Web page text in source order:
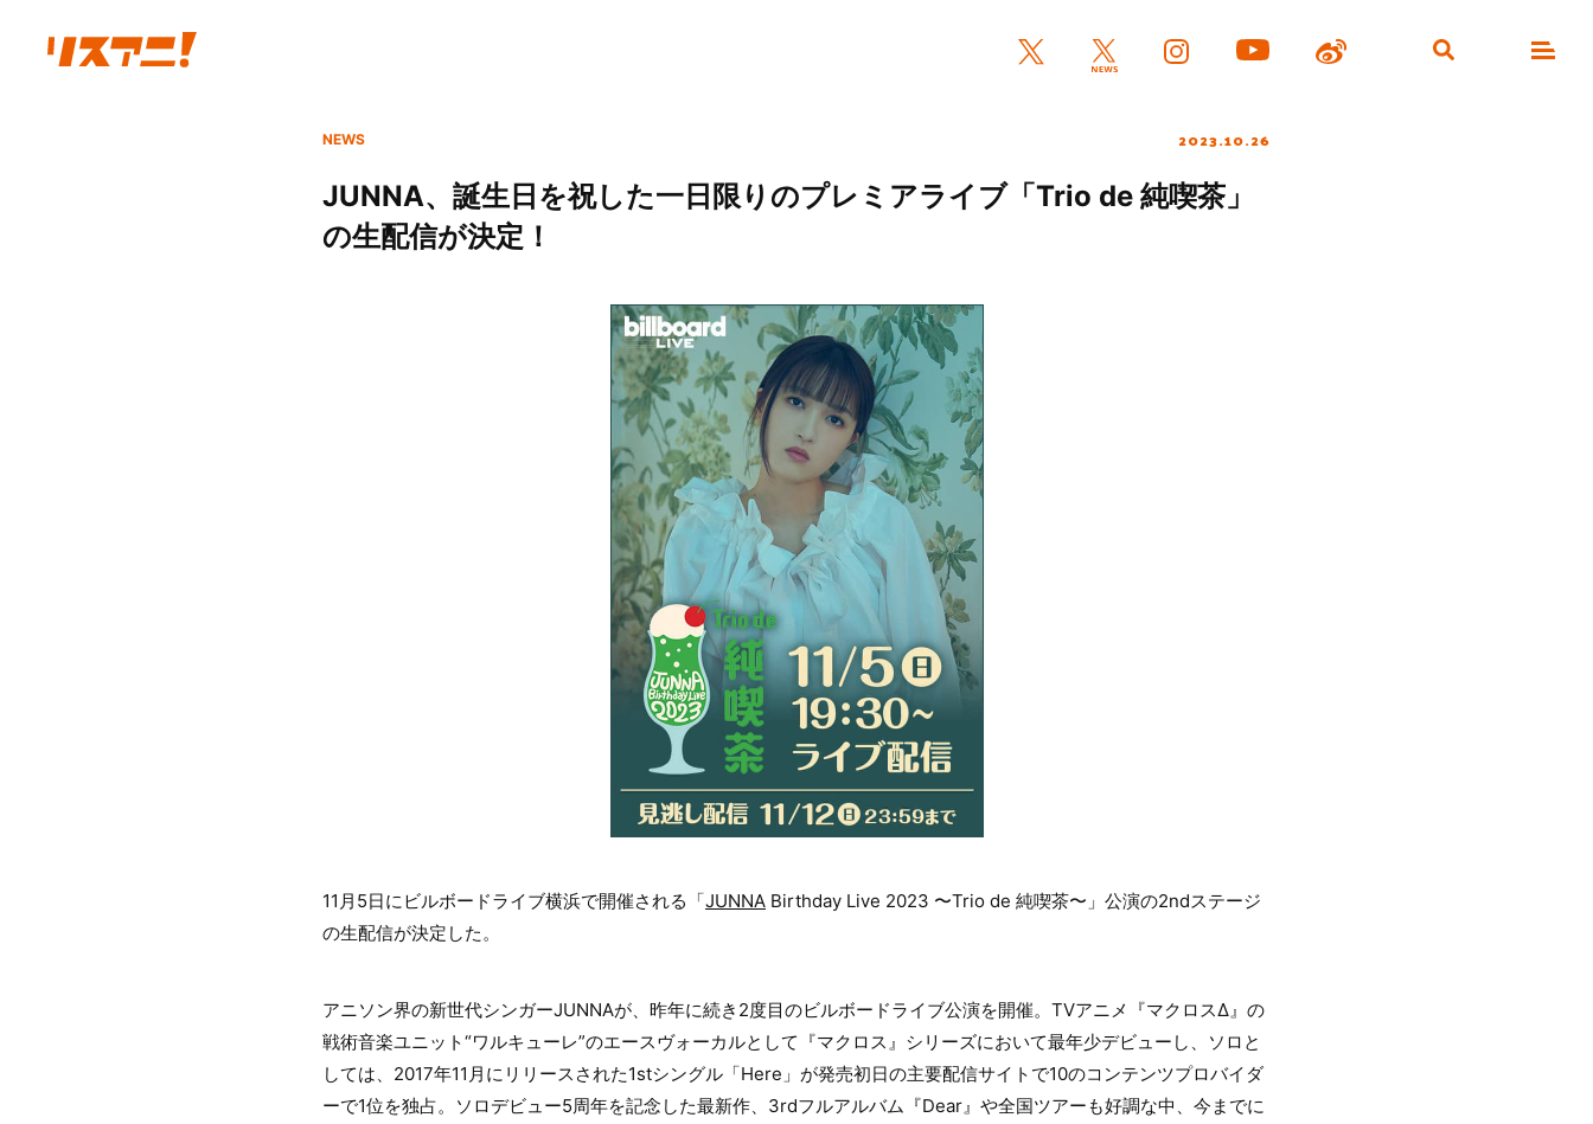
NEWS 2023.10.26
JUNNA、誕生日を祝した一日限りのプレミアライブ「Trio de 純喫茶」
の生配信が決定！
11月5日にビルボードライブ横浜で開催される「JUNNA Birthday Live 2023 〜Trio de 純喫茶〜」公演の2ndステージ
の生配信が決定した。
アニソン界の新世代シンガーJUNNAが、昨年に続き2度目のビルボードライブ公演を開催。TVアニメ『マクロスΔ』の
戦術音楽ユニット“ワルキューレ”のエースヴォーカルとして『マクロス』シリーズにおいて最年少デビューし、ソロと
しては、2017年11月にリリースされた1stシングル「Here」が発売初日の主要配信サイトで10のコンテンツプロバイダ
ーで1位を独占。ソロデビュー5周年を記念した最新作、3rdフルアルバム『Dear』や全国ツアーも好調な中、今までに